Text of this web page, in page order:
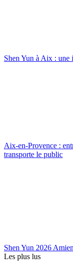
Shen Yun à Aix :
Aix-en-Provence :
transporte le public
Shen Yun 2026
Les plus lus